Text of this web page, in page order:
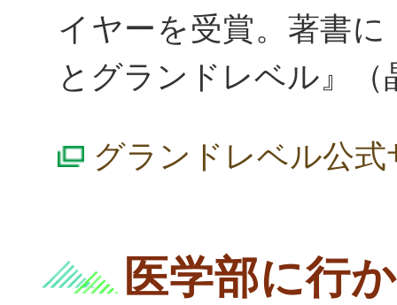
イヤーを受賞。著書
とグランドレベル』（
グランドレベル公式
医学部に行